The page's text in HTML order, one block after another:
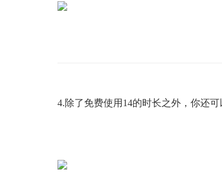
4.除了免费使用 14的时长之外，你还